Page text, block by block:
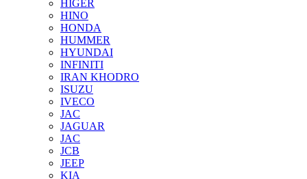
HIGER
HINO
HONDA
HUMMER
HYUNDAI
INFINITI
IRAN KHODRO
ISUZU
IVECO
JAC
JAGUAR
JAС
JCB
JEEP
KIA